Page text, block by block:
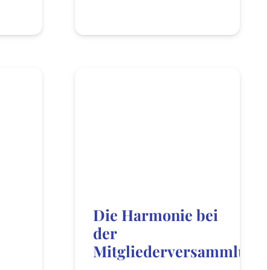
Die Harmonie bei
der
Mitgliederversammlung